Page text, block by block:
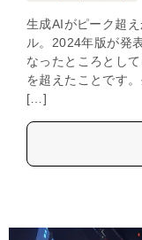
生成AIがピーク超
ル。2024年版が発
なったところとし
を超えたことです
[…]